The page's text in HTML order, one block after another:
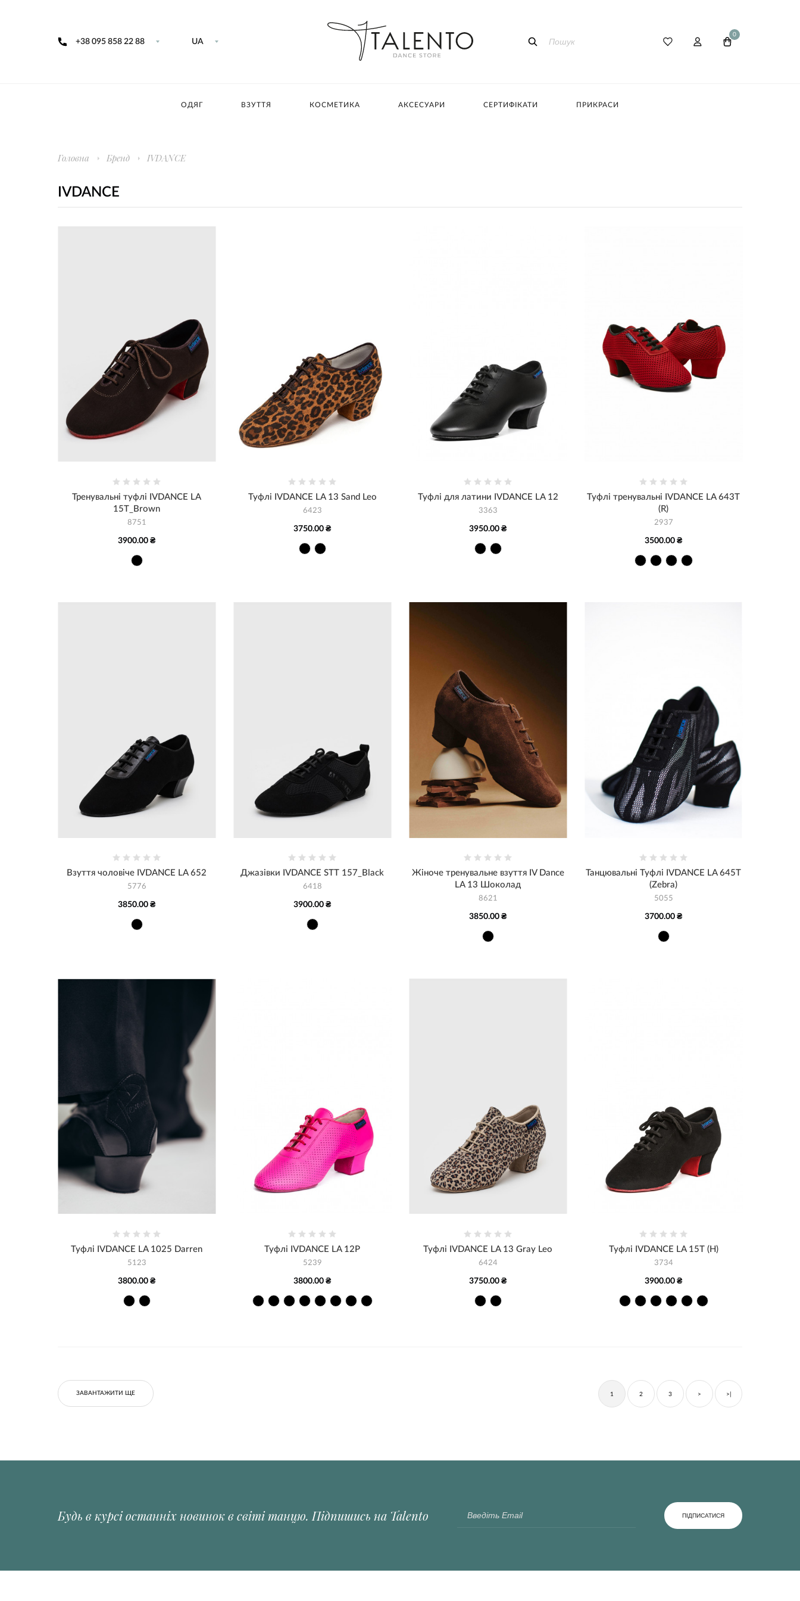
+38 095 858 22 88 UA
0
ОДЯГ ВЗУТТЯ КОСМЕТИКА АКСЕСУАРИ СЕРТИФІКАТИ ПРИКРАСИ
Головна Бренд IVDANCE
IVDANCE
Тренувальні туфлі IVDANCE LA
15T_Brown
8751
3900.00 ₴
Туфлі IVDANCE LA 13 Sand Leo
6423
3750.00 ₴
Туфлі для латини IVDANCE LA 12
3363
3950.00 ₴
Туфлі тренувальні IVDANCE LA 643T
(R)
2937
3500.00 ₴
Взуття чоловіче IVDANCE LA 652
5776
3850.00 ₴
Джазівки IVDANCE STT 157_Black
6418
3900.00 ₴
Жіноче тренувальне взуття IV Dance
LA 13 Шоколад
8621
3850.00 ₴
Танцювальні Туфлі IVDANCE LA 645T
(Zebra)
5055
3700.00 ₴
Туфлі IVDANCE LA 1025 Darren
5123
3800.00 ₴
Туфлі IVDANCE LA 12P
5239
3800.00 ₴
Туфлі IVDANCE LA 13 Gray Leo
6424
3750.00 ₴
Туфлі IVDANCE LA 15T (H)
3734
3900.00 ₴
ЗАВАНТАЖИТИ ЩЕ 1 2 3 > >|
Будь в курсі останніх новинок в світі танцю. Підпишись на Talento ПІДПИСАТИСЯ